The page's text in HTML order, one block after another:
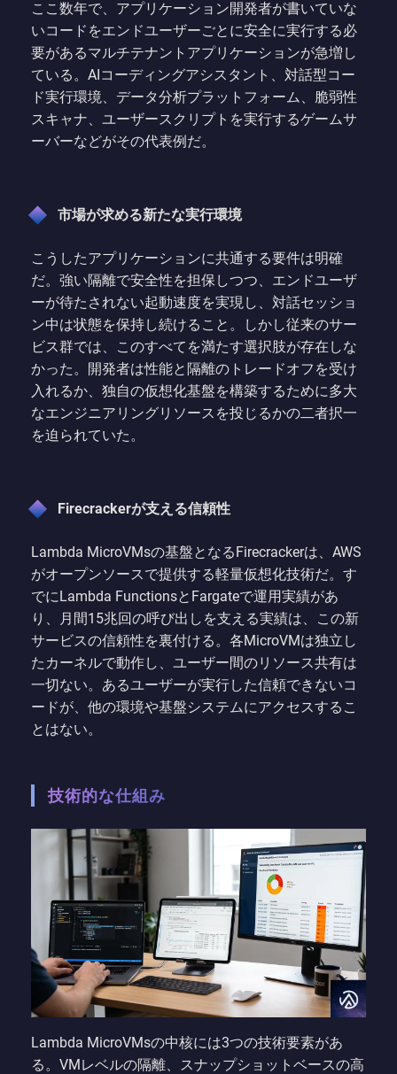
ここ数年で、アプリケーション開発者が書いていな
いコードをエンドユーザーごとに安全に実行する必
要があるマルチテナントアプリケーションが急増し
ている。AIコーディングアシスタント、対話型コー
ド実行環境、データ分析プラットフォーム、脆弱性
スキャナ、ユーザースクリプトを実行するゲームサ
ーバーなどがその代表例だ。
市場が求める新たな実行環境
こうしたアプリケーションに共通する要件は明確
だ。強い隔離で安全性を担保しつつ、エンドユーザ
ーが待たされない起動速度を実現し、対話セッショ
ン中は状態を保持し続けること。しかし従来のサー
ビス群では、このすべてを満たす選択肢が存在しな
かった。開発者は性能と隔離のトレードオフを受け
入れるか、独自の仮想化基盤を構築するために多大
なエンジニアリングリソースを投じるかの二者択一
を迫られていた。
Firecrackerが支える信頼性
Lambda MicroVMsの基盤となるFirecrackerは、AWS
がオープンソースで提供する軽量仮想化技術だ。す
でにLambda FunctionsとFargateで運用実績があ
り、月間15兆回の呼び出しを支える実績は、この新
サービスの信頼性を裏付ける。各MicroVMは独立し
たカーネルで動作し、ユーザー間のリソース共有は
一切ない。あるユーザーが実行した信頼できないコ
ードが、他の環境や基盤システムにアクセスするこ
とはない。
技術的な仕組み
Lambda MicroVMsの中核には3つの技術要素があ
る。VMレベルの隔離、スナップショットベースの高